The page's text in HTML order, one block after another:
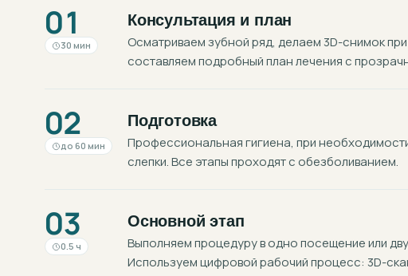
01
30 мин
Консультация и план
Осматриваем зубной ряд, делаем 3D-снимок
составляем подробный план лечения с
02
до 60 мин
Подготовка
Профессиональная гигиена, при
слепки. Все этапы проходят с обезболиванием.
03
0.5 ч
Основной этап
Выполняем процедуру в одно посещение или
Используем цифровой рабочий процесс: 3D-